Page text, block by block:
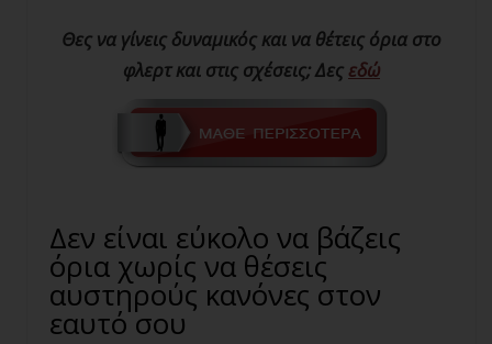
Θες να γίνεις δυναμικός και να θέτεις όρια στο
φλερτ και στις σχέσεις; Δες εδώ
Δεν είναι εύκολο να βάζεις
όρια χωρίς να θέσεις
αυστηρούς κανόνες στον
εαυτό σου